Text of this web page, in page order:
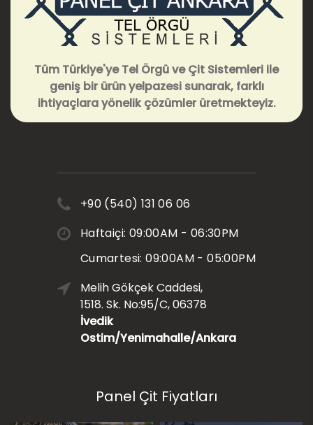
Tüm Türkiye'ye Tel Örgü ve Çit Sistemleri ile
geniş bir ürün yelpazesi sunarak, farklı
ihtiyaçlara yönelik çözümler üretmekteyiz.
+90 (540) 131 06 06
Haftaiçi: 09:00AM - 06:30PM
Cumartesi: 09:00AM - 05:00PM
Melih Gökçek Caddesi,
1518. Sk. No:95/C, 06378
İvedik
Ostim/Yenimahalle/Ankara
Panel Çit Fiyatları